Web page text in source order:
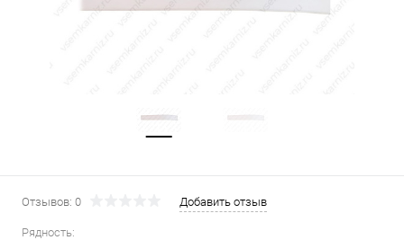
Отзывов: 0 Добавить отзыв
Рядность: